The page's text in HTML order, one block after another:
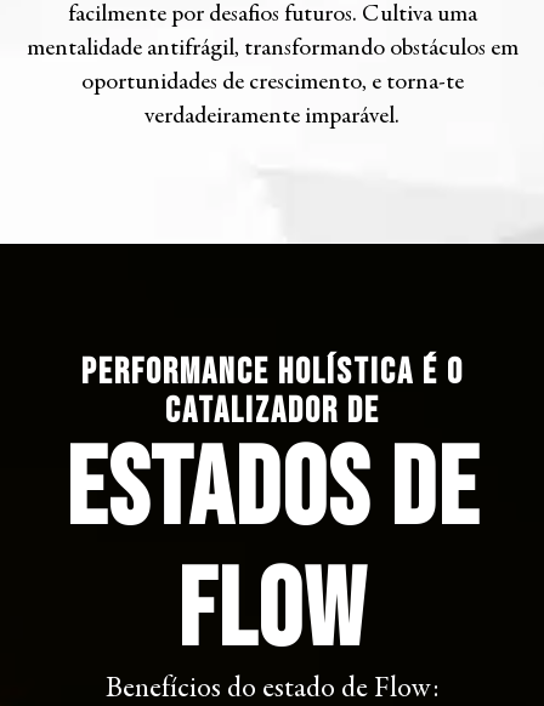
facilmente por desafios futuros. Cultiva uma
mentalidade antifrágil, transformando obstáculos em
oportunidades de crescimento, e torna-te
verdadeiramente imparável.
Performance Holística é o
catalizador de
Estados de
Flow
Benefícios do estado de Flow: